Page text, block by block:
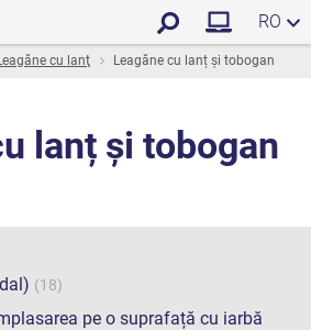
RO
cu lanţ Leagăne cu lanț și tobogan
lanț și tobogan
(18)
pe o suprafață cu iarbă